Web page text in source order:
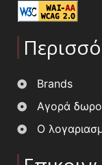
Brands
Αγορά
Ο